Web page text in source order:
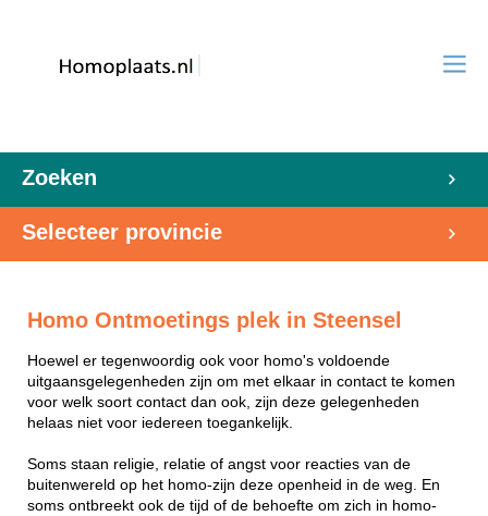
Zoeken
Selecteer provincie
Homo Ontmoetings plek in Steensel
Hoewel er tegenwoordig ook voor homo's voldoende
uitgaansgelegenheden zijn om met elkaar in contact te komen
voor welk soort contact dan ook, zijn deze gelegenheden
helaas niet voor iedereen toegankelijk.
Soms staan religie, relatie of angst voor reacties van de
buitenwereld op het homo-zijn deze openheid in de weg. En
soms ontbreekt ook de tijd of de behoefte om zich in homo-